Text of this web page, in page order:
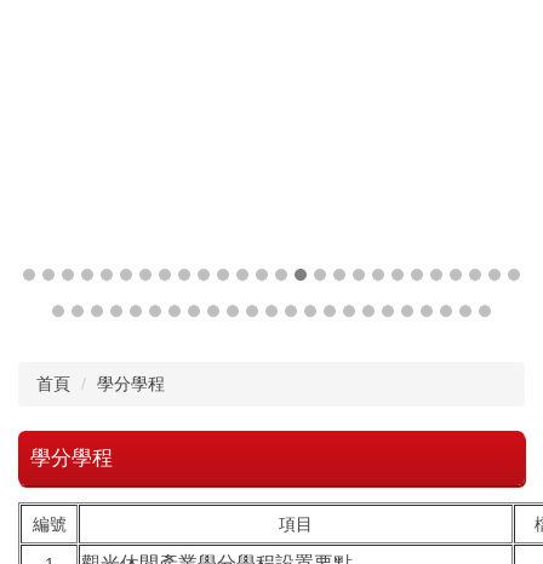
首頁 學分學程
學分學程
編號 項目